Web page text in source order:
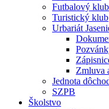
Futbalový klub
Turistický klub
Urbariát
Zmluva
Jednota
SZPB
Školstvo